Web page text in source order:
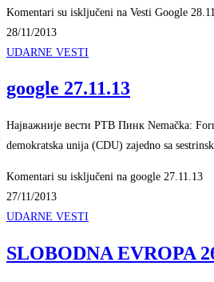
Komentari su isključeni na Vesti Google
28/11/2013
UDARNE VESTI
google 27.11.13
Најважније вести РТВ Пинк Nemačka:
demokratska unija (CDU) zajedno sa
Komentari su isključeni na google 27.11.13
27/11/2013
UDARNE VESTI
SLOBODNA EVROPA